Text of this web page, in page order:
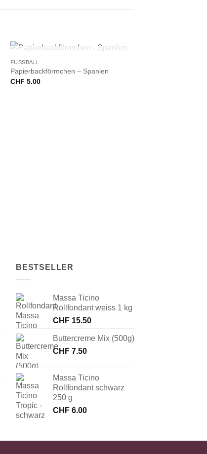
+
NICHT VORRÄTIG
FUSSBALL
Papierbackförmchen – Spanien
CHF 5.00
BESTSELLER
Massa Ticino
Rollfondant weiss 1 kg
CHF 15.50
Buttercreme Mix (500g)
CHF 7.50
Massa Ticino
Rollfondant schwarz
250 g
CHF 6.00